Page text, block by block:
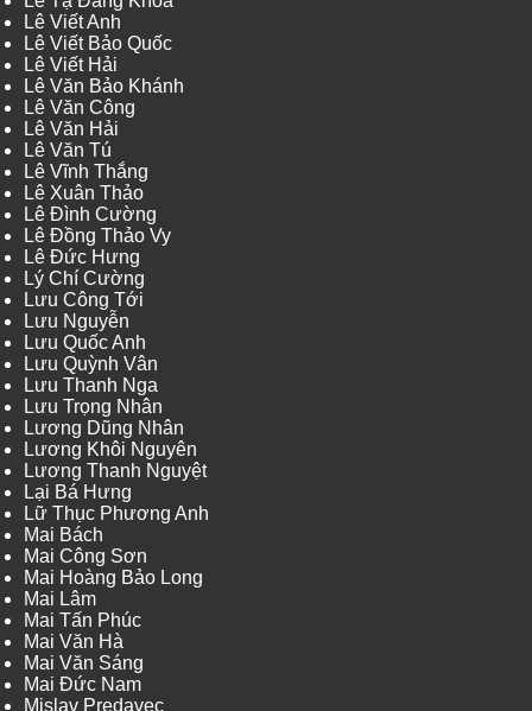
Lê Viết Anh
Lê Viết Bảo Quốc
Lê Viết Hải
Lê Văn Bảo Khánh
Lê Văn Công
Lê Văn Hải
Lê Văn Tú
Lê Vĩnh Thắng
Lê Xuân Thảo
Lê Đình Cường
Lê Đồng Thảo Vy
Lê Đức Hưng
Lý Chí Cường
Lưu Công Tới
Lưu Nguyễn
Lưu Quốc Anh
Lưu Quỳnh Vân
Lưu Thanh Nga
Lưu Trọng Nhân
Lương Dũng Nhân
Lương Khôi Nguyên
Lương Thanh Nguyệt
Lại Bá Hưng
Lữ Thục Phương Anh
Mai Bách
Mai Công Sơn
Mai Hoàng Bảo Long
Mai Lâm
Mai Tấn Phúc
Mai Văn Hà
Mai Văn Sáng
Mai Đức Nam
Mislav Predavec